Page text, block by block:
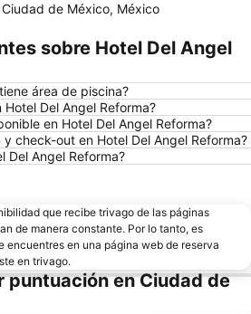
México
Benito Juárez
Bosque de Chapultepec
Zona Rosa
Centro Banamex
Expo Santa Fe México
Congress
de México, México
sobre Hotel Del Angel
área de piscina?
Del Angel Reforma?
en Hotel Del Angel Reforma?
check-out en Hotel Del Angel Reforma?
Del Angel Reforma?
que recibe trivago de las páginas
de manera constante. Por lo tanto, es
encuentres en una página web de reserva
en trivago.
puntuación en Ciudad de